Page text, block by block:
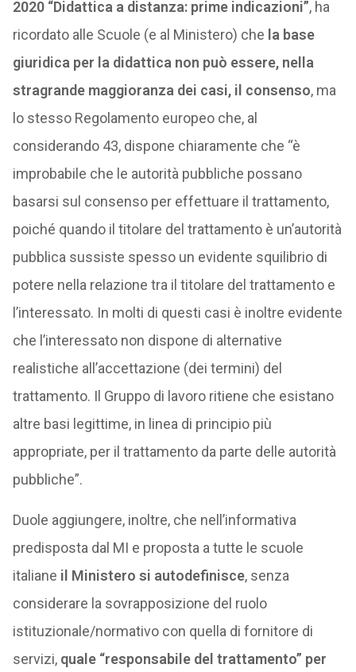
2020 “Didattica a distanza: prime indicazioni”, ha
ricordato alle Scuole (e al Ministero) che la base
giuridica per la didattica non può essere, nella
stragrande maggioranza dei casi, il consenso, ma
lo stesso Regolamento europeo che, al
considerando 43, dispone chiaramente che “è
improbabile che le autorità pubbliche possano
basarsi sul consenso per effettuare il trattamento,
poiché quando il titolare del trattamento è un’autorità
pubblica sussiste spesso un evidente squilibrio di
potere nella relazione tra il titolare del trattamento e
l’interessato. In molti di questi casi è inoltre evidente
che l’interessato non dispone di alternative
realistiche all’accettazione (dei termini) del
trattamento. Il Gruppo di lavoro ritiene che esistano
altre basi legittime, in linea di principio più
appropriate, per il trattamento da parte delle autorità
pubbliche”.
Duole aggiungere, inoltre, che nell’informativa
predisposta dal MI e proposta a tutte le scuole
italiane il Ministero si autodefinisce, senza
considerare la sovrapposizione del ruolo
istituzionale/normativo con quella di fornitore di
servizi, quale “responsabile del trattamento” per